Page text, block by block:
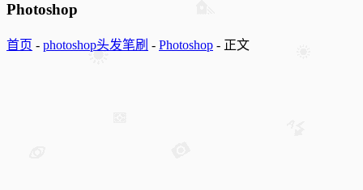
Photoshop
首页 - photoshop头发笔刷 - Photoshop - 正文